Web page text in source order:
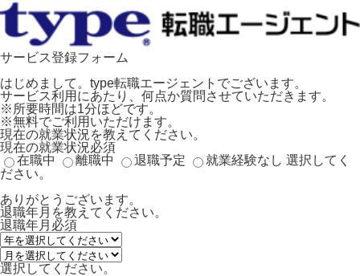
サービス登録フォーム
はじめまして。type転職エージェントでございます。
サービス利用にあたり、何点か質問させていただきます。
※所要時間は1分ほどです。
※無料でご利用いただけます。
現在の就業状況を教えてください。
現在の就業状況必須
在職中
離職中 退職予定 就業経験なし 選択してく
ださい。
ありがとうございます。
退職年月を教えてください。
退職年月 必須
選択してください。